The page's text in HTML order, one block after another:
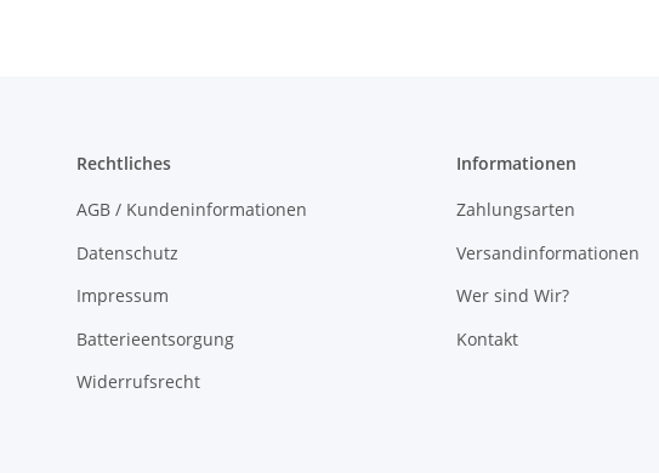
Rechtliches
AGB / Kundeninformationen
Datenschutz
Impressum
Batterieentsorgung
Widerrufsrecht
Informationen
Zahlungsarten
Versandinformationen
Wer sind Wir?
Kontakt